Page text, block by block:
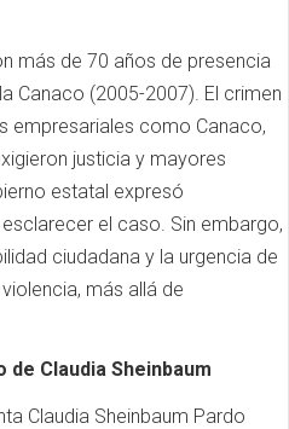
más de 70 años de presencia
Canaco (2005-2007). El crimen
empresariales como Canaco,
justicia y mayores
estatal expresó
el caso. Sin embargo,
ciudadana y la urgencia de
más allá de
Claudia Sheinbaum
Claudia Sheinbaum Pardo